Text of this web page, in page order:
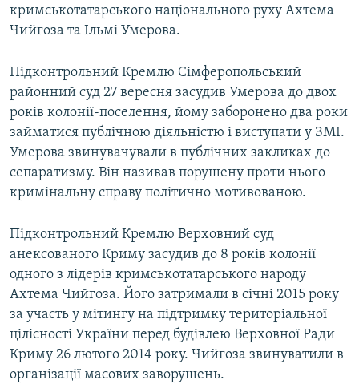
кримськотатарського національного руху Ахтема
Чийгоза та Ільмі Умерова.
Підконтрольний Кремлю Сімферопольський
районний суд 27 вересня засудив Умерова до двох
років колонії-поселення, йому заборонено два роки
займатися публічною діяльністю і виступати у ЗМІ.
Умерова звинувачували в публічних закликах до
сепаратизму. Він називав порушену проти нього
кримінальну справу політично мотивованою.
Підконтрольний Кремлю Верховний суд
анексованого Криму засудив до 8 років колонії
одного з лідерів кримськотатарського народу
Ахтема Чийгоза. Його затримали в січні 2015 року
за участь у мітингу на підтримку територіальної
цілісності України перед будівлею Верховної Ради
Криму 26 лютого 2014 року. Чийгоза звинуватили в
організації масових заворушень.